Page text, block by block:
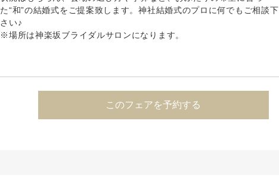
た“和”の結婚式をご提案致します。神社結婚式のプロに何でもご相談下
さい♪
※場所は神楽坂ブライダルサロンになります。
このフェアを予約する